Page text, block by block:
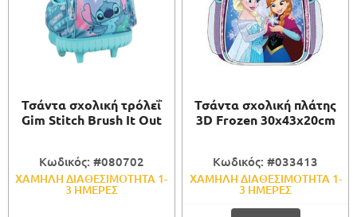
Τσάντα σχολική τρόλεΐ
Gim Stitch Brush It Out
Κωδικός: #080702
ΧΑΜΗΛΗ ΔΙΑΘΕΣΙΜΟΤΗΤΑ 1-
3 ΗΜΕΡΕΣ
Τσάντα σχολική πλάτης
3D Frozen 30x43x20cm
Κωδικός: #033413
ΧΑΜΗΛΗ ΔΙΑΘΕΣΙΜΟΤΗΤΑ 1-
3 ΗΜΕΡΕΣ